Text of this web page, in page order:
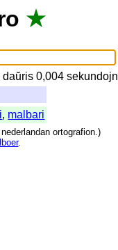
★
daŭris 0,004sekundojn
, malbari
nederlandan ortografion.)
.